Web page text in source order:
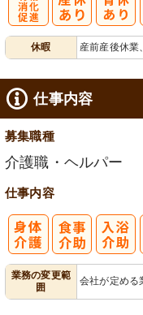
休暇 産前産後休業
仕事内容
募集職種
介護職・ヘルパー
仕事内容
業務の変更範
囲
会社が定める